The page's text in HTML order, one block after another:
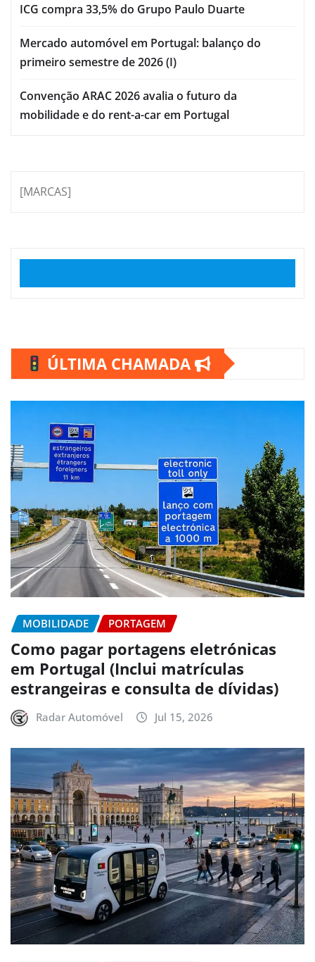
ICG compra 33,5% do Grupo Paulo Duarte
Mercado automóvel em Portugal: balanço do
primeiro semestre de 2026 (I)
Convenção ARAC 2026 avalia o futuro da
mobilidade e do rent-a-car em Portugal
[MARCAS]
ÚLTIMA CHAMADA
MOBILIDADE PORTAGEM
Como pagar portagens eletrónicas
em Portugal (Inclui matrículas
estrangeiras e consulta de dívidas)
Radar Automóvel Jul 15, 2026